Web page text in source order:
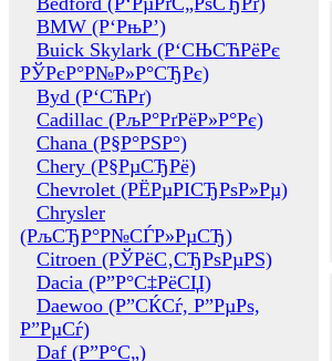
BMW (Р‘РњР’)
Buick Skylark (Р‘СЊСЋРёРє
РЎРєР°Р№Р»Р°СЂРє)
Byd (Р‘СЋРґ)
Cadillac (РљР°РґРёР»Р°Рє)
Chana (Р§Р°РЅР°)
Chery (Р§РµСЂРё)
Chevrolet (РЁРµРІСЂРѕР»Рµ)
Chrysler
(РљСЂР°Р№СЃР»РµСЂ)
Citroen (РЎРёС‚СЂРѕРµРЅ)
Dacia (Р”Р°С‡РёСЏ)
Daewoo (Р”СЌСѓ, Р”РµРѕ,
Р”РµСѓ)
Daf (Р”Р°С„)